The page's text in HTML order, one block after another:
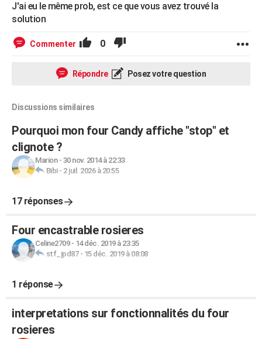
J'ai eu le même prob, est ce que vous avez trouvé la
solution
Commenter 0
Répondre Posez votre question
Discussions similaires
Pourquoi mon four Candy affiche "stop" et
clignote ?
Marion- 30 nov. 2014 à 22:33
Bibi- 2 juil. 2026 à 20:55
17 réponses
Four encastrable rosieres
Celine2709- 14 déc. 2019 à 23:35
stf_jpd87- 15 déc. 2019 à 08:08
1 réponse
interpretations sur fonctionnalités du four
rosieres